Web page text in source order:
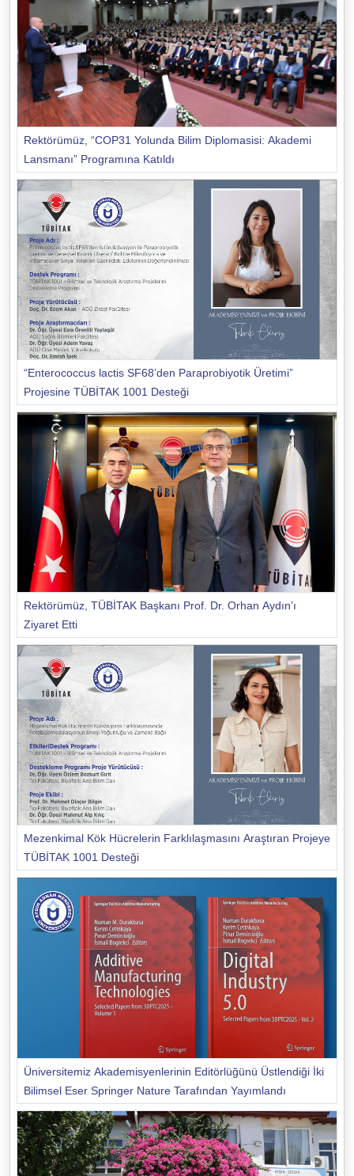
Rektörümüz, “COP31 Yolunda Bilim Diplomasisi: Akademi
Lansmanı” Programına Katıldı
“Enterococcus lactis SF68’den Paraprobiyotik Üretimi”
Projesine TÜBİTAK 1001 Desteği
Rektörümüz, TÜBİTAK Başkanı Prof. Dr. Orhan Aydın’ı
Ziyaret Etti
Mezenkimal Kök Hücrelerin Farklılaşmasını Araştıran Projeye
TÜBİTAK 1001 Desteği
Üniversitemiz Akademisyenlerinin Editörlüğünü Üstlendiği İki
Bilimsel Eser Springer Nature Tarafından Yayımlandı